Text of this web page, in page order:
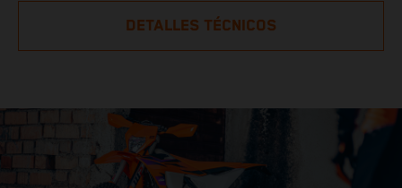
DETALLES TÉCNICOS